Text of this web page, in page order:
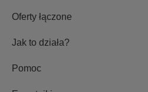
Oferty łączone
Jak to działa?
Pomoc